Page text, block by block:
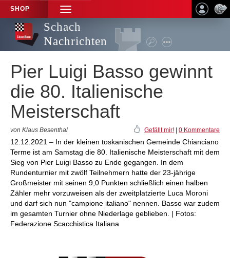
SHOP
TOGGLE
NAVIGATION
Schach
Nachrichten
Pier Luigi Basso gewinnt
die 80. Italienische
Meisterschaft
von Klaus Besenthal Gefällt mir! 0 Kommentare
12.12.2021 – In der kleinen toskanischen Gemeinde Chianciano
Terme ist am Samstag die 80. Italienische Meisterschaft mit dem
Sieg von Pier Luigi Basso zu Ende gegangen. In dem
Rundenturnier mit zwölf Teilnehmern hatte der 23-jährige
Großmeister mit seinen 9,0 Punkten schließlich einen halben
Zähler mehr vorzuweisen als der zweitplatzierte Luca Moroni
und darf sich nun "campione italiano" nennen. Basso war zudem
im gesamten Turnier ohne Niederlage geblieben. | Fotos:
Federazione Scacchistica Italiana